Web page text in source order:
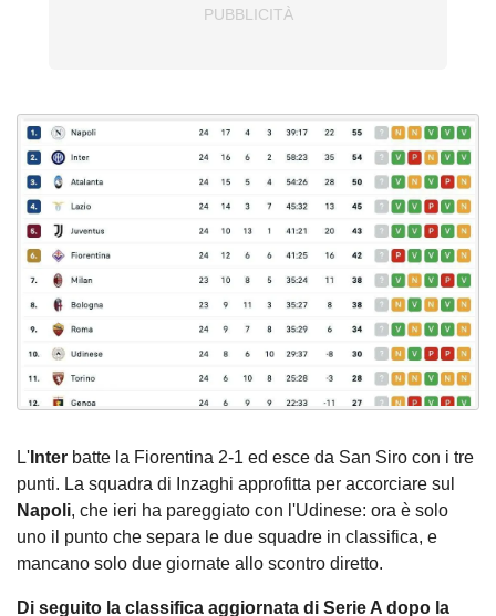
L' Inter batte la Fiorentina 2-1 ed esce da San Siro con i tre
punti. La squadra di Inzaghi approfitta per accorciare sul
Napoli, che ieri ha pareggiato con l'Udinese: ora è solo
uno il punto che separa le due squadre in classifica, e
mancano solo due giornate allo scontro diretto.
Di seguito la classifica aggiornata di Serie A dopo la